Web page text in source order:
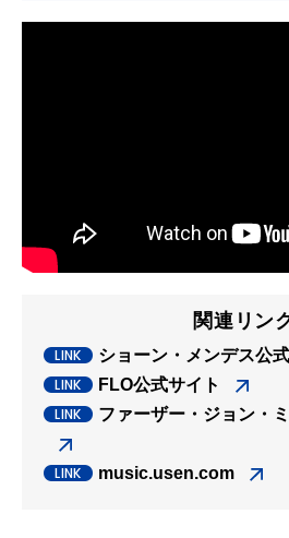
関連リン
ショーン・メンデス公
FLO公式サイト
ファーザー・ジョン・
music.usen.com